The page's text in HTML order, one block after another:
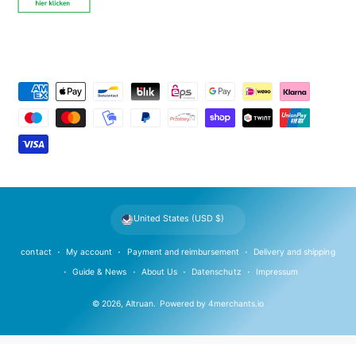
m
n
© 2026,Altruan. Powered by 4merchants.io
contact My account Payment and reimbursement Delivery and shipping
Guide & News About Us Datenschutz Impressum
United States (USD $)